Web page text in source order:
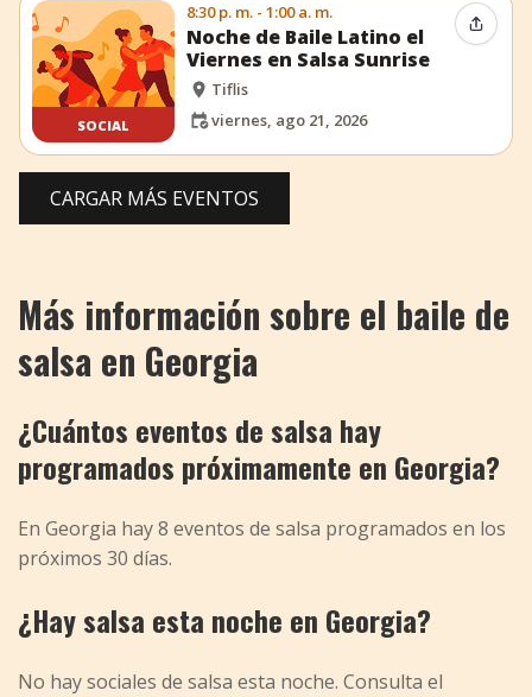
SOCIAL
8:30 p. m. - 1:00 a. m.
Noche de Baile Latino el
Viernes en Salsa Sunrise
Tiflis
viernes, ago 21, 2026
CARGAR MÁS EVENTOS
Más información sobre el baile de
salsa en Georgia
¿Cuántos eventos de salsa hay
programados próximamente en Georgia?
En Georgia hay 8 eventos de salsa programados en los
próximos 30 días.
¿Hay salsa esta noche en Georgia?
No hay sociales de salsa esta noche. Consulta el